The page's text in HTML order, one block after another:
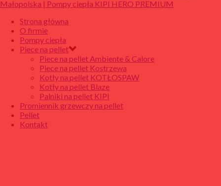
Strona główna
O firmie
Pompy ciepła
Piece na pellet
Piece na pellet Ambiente & Calore
Piece na pellet Kostrzewa
Kotły na pellet KOTŁOSPAW
Kotły na pellet Blaze
Palniki na pellet KIPI
Promiennik grzewczy na pellet
Pellet
Kontakt